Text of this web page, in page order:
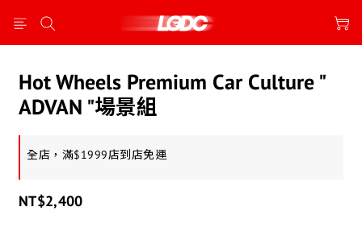
Hot Wheels Premium Car Culture "
ADVAN "場景組
全店，滿$1999店到店免運
NT$2,400